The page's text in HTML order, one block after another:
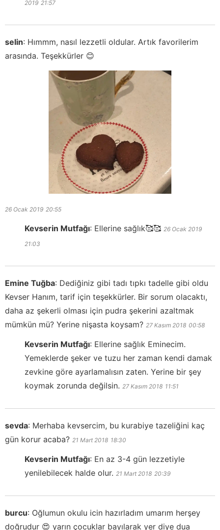
2019 21:57
selin: Hımmm, nasıl lezzetli oldular. Artık favorilerim
arasında. Teşekkürler 😊
26 Ocak 2019 20:55
Kevserin Mutfağı: Ellerine sağlık🥰🥰 26 Ocak 2019
21:03
Emine Tuğba: Dediğiniz gibi tadı tıpkı tadelle gibi oldu
Kevser Hanım, tarif için teşekkürler. Bir sorum olacaktı,
daha az şekerli olması için pudra şekerini azaltmak
mümkün mü? Yerine nişasta koysam? 27 Kasım 2018 00:58
Kevserin Mutfağı: Ellerine sağlık Eminecim.
Yemeklerde şeker ve tuzu her zaman kendi damak
zevkine göre ayarlamalısın zaten. Yerine bir şey
koymak zorunda değilsin. 27 Kasım 2018 11:51
sevda: Merhaba kevsercim, bu kurabiye tazeliğini kaç
gün korur acaba? 21 Mart 2018 18:30
Kevserin Mutfağı: En az 3-4 gün lezzetiyle
yenilebilecek halde olur. 21 Mart 2018 20:39
burcu: Oğlumun okulu icin hazırladım umarım herşey
doğrudur 😍 yarın çocuklar bayılarak yer diye dua